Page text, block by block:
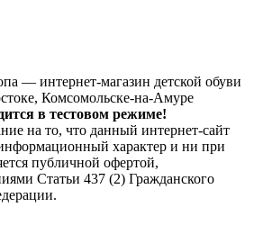
— интернет-магазин детской обуви
Комсомольске-на-Амуре
в тестовом режиме!
на то, что данный интернет-сайт
характер и ни при
публичной офертой,
Статьи 437 (2) Гражданского